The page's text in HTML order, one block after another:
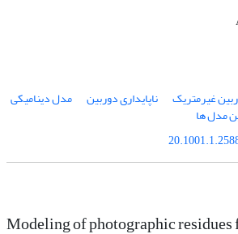
غیرمتریک ناپایداری دوربین مدل دینامیکی
مدل ها
Modeling of photographic